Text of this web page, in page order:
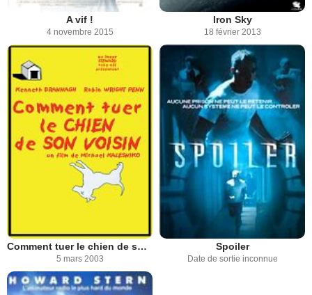
A vif !
4 novembre 2015
Iron Sky
18 février 2013
Comment tuer le chien de son voisin
5 mars 2003
Spoiler
Date de sortie inconnue